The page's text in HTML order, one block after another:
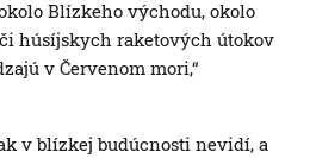
Blízkeho východu, okolo
či húsíjskych raketových útokov
v Červenom mori,“
v blízkej budúcnosti nevidí, a